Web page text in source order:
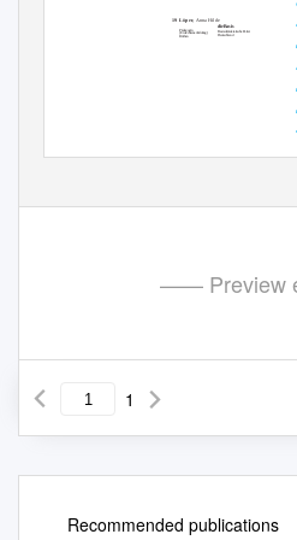
19 Löper, Anna Hilde
Pädagogin
(Erwachsenenbildung)
Rüthen
dieBasis
Deutschland
—— Preview
1
Recommended publications